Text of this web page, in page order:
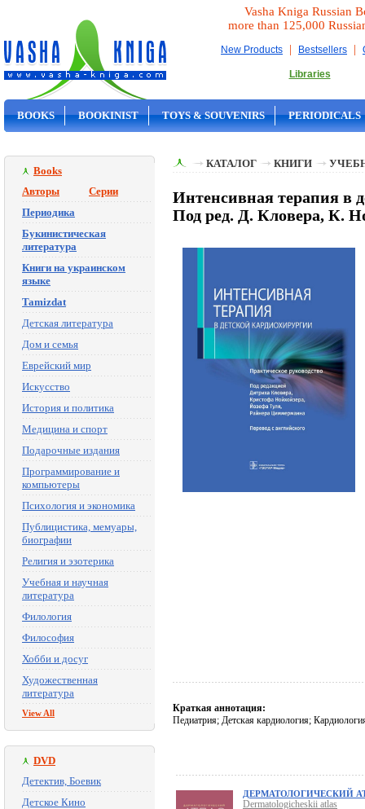
Vasha Kniga Russian
more than 125,000
New Products | Bestsellers |
Libraries
BOOKS BOOKINIST TOYS & SOUVENIRS PERIODICALS
Books
Авторы
Серии
Периодика
Букинистическая
литература
Книги на украинском
языке
Tamizdat
Детская литература
Дом и семья
Еврейский мир
Искусство
История и политика
Медицина и спорт
Подарочные издания
Программирование и
компьютеры
Психология и экономика
Публицистика, мемуары,
биографии
Религия и эзотерика
Учебная и научная
литература
Филология
Философия
Хобби и досуг
Художественная
литература
View All
DVD
Детектив, Боевик
Детское Кино
КАТАЛОГ КНИГИ
Интенсивная терапия в
Под ред. Д. Кловера, К.
Краткая аннотация:
Педиатрия; Детская кардиология;
ДЕРМАТОЛОГИЧЕСКИЙ
Dermatologicheskii atlas